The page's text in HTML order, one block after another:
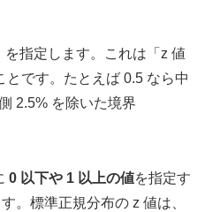
を指定します。これは「z 値
です。たとえば 0.5 なら中
2.5% を除いた境界
0 以下や 1 以上の値を指定す
。標準正規分布の z 値は、